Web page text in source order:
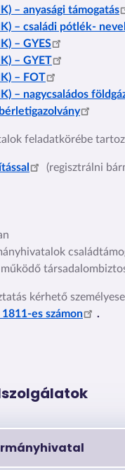
– anyasági támogatás
– családi pótlék-
– GYES
– GYET
– FOT
– nagycsaládos
feladatkörébe
(regisztrálni
kérhető
es számon
.